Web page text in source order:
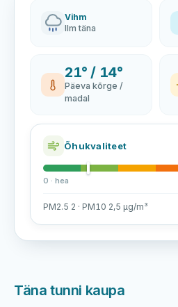
Vihm
Ilm täna
21° / 14°
Päeva kõrge /
madal
Õhukvaliteet
0 · hea
PM2.5 2 · PM10 2,5 µg/m³
Täna tunni kaupa